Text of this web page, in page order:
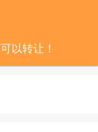
以转让！